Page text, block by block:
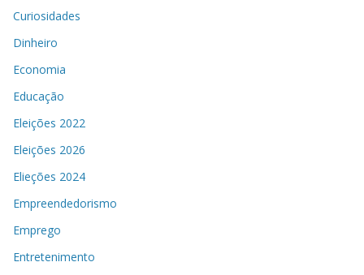
Curiosidades
Dinheiro
Economia
Educação
Eleições 2022
Eleições 2026
Elieções 2024
Empreendedorismo
Emprego
Entretenimento